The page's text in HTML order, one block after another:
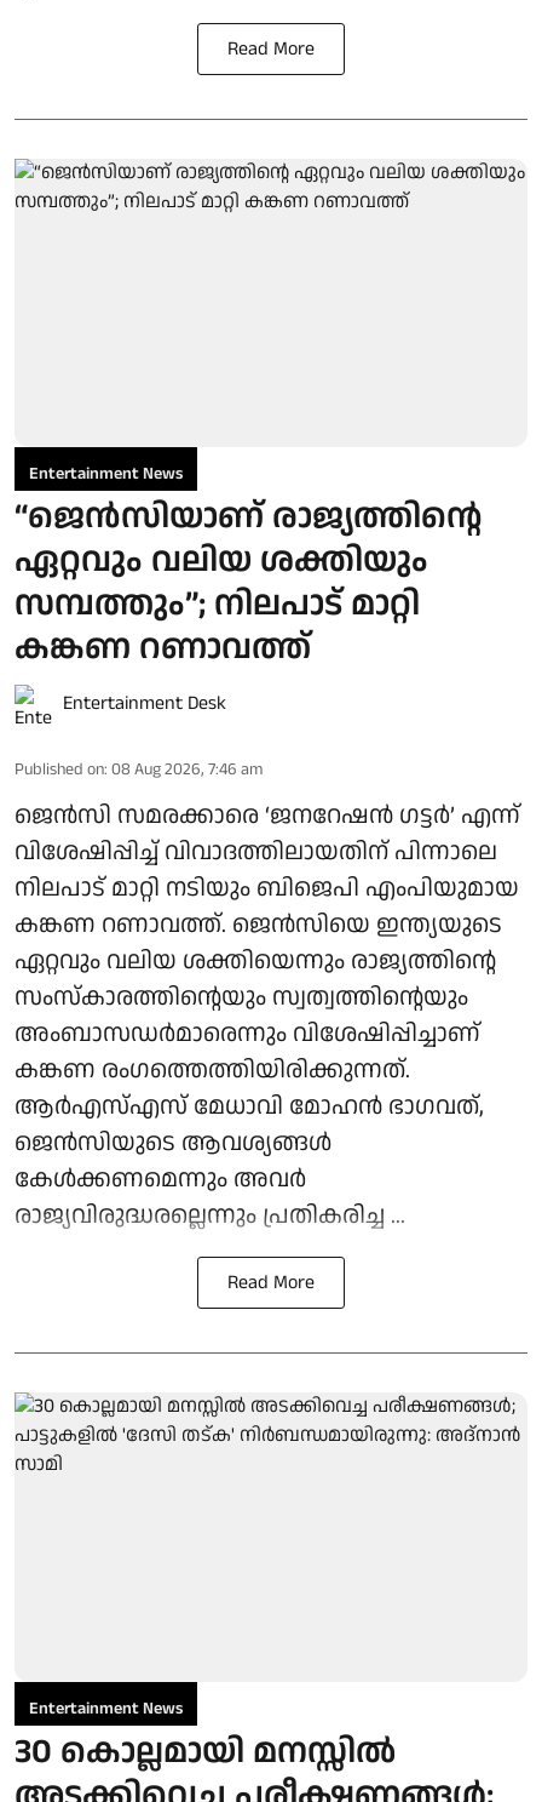
Read More
Entertainment News
“ജെന്‍സിയാണ് രാജ്യത്തിന്റെ
ഏറ്റവും വലിയ ശക്തിയും
സമ്പത്തും”; നിലപാട് മാറ്റി
കങ്കണ റണാവത്ത്
Entertainment Desk
Published on: 08 Aug 2026, 7:46 am
ജെൻസി സമരക്കാരെ ‘ജനറേഷൻ ഗട്ടർ’ എന്ന്
വിശേഷിപ്പിച്ച് വിവാദത്തിലായതിന് പിന്നാലെ
നിലപാട് മാറ്റി നടിയും ബിജെപി എംപിയുമായ
കങ്കണ റണാവത്ത്. ജെൻസിയെ ഇന്ത്യയുടെ
ഏറ്റവും വലിയ ശക്തിയെന്നും രാജ്യത്തിന്റെ
സംസ്കാരത്തിന്റെയും സ്വത്വത്തിന്റെയും
അംബാസഡർമാരെന്നും വിശേഷിപ്പിച്ചാണ്
കങ്കണ രംഗത്തെത്തിയിരിക്കുന്നത്.
ആർഎസ്എസ് മേധാവി മോഹൻ ഭാഗവത്,
ജെൻസിയുടെ ആവശ്യങ്ങൾ
കേൾക്കണമെന്നും അവർ
രാജ്യവിരുദ്ധരല്ലെന്നും പ്രതികരിച്ച ...
Read More
Entertainment News
30 കൊല്ലമായി മനസ്സിൽ